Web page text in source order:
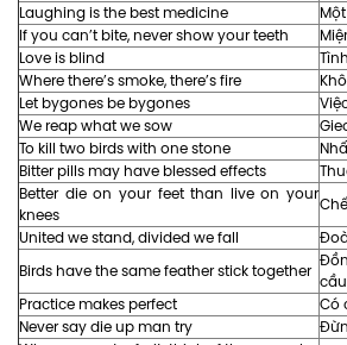
Laughing is the best medicine
If you can’t bite, never show your teeth
Love is blind
Where there’s smoke, there’s fire
Let bygones be bygones
We reap what we sow
To kill two birds with one stone
Bitter pills may have blessed effects
Better die on your feet than live on your
knees
United we stand, divided we fall
Birds have the same feather stick together cầu
Practice makes perfect
Có
Never say die up man try